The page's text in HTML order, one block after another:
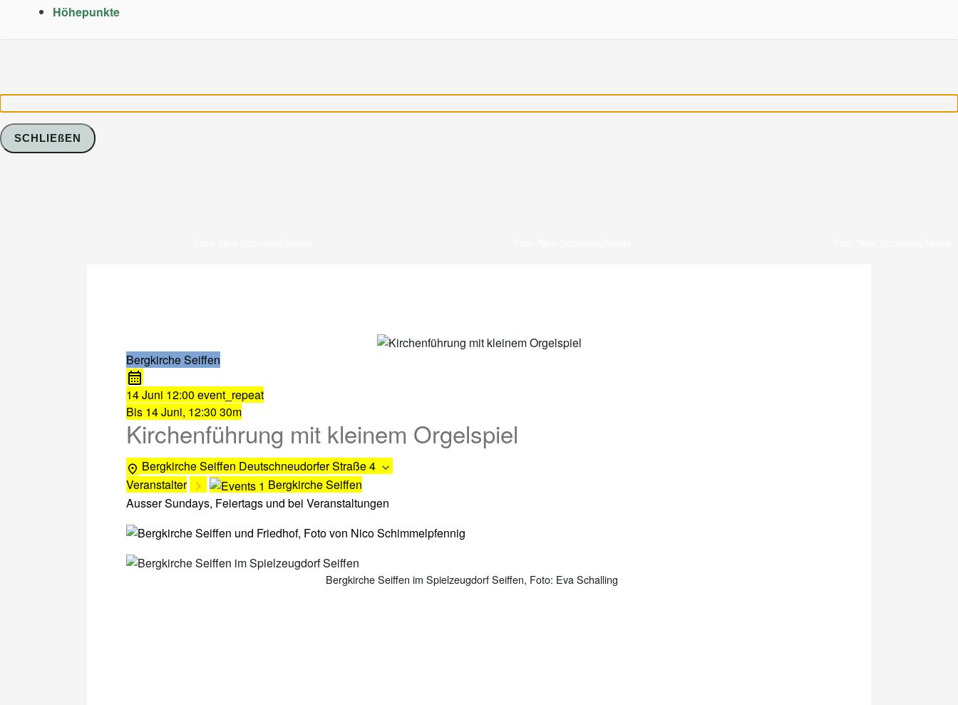
Höhepunkte
Bergkirche Seiffen
14 Juni 12:00 event_repeat
Bis 14 Juni, 12:30 30m
Kirchenführung mit kleinem Orgelspiel
Bergkirche Seiffen Deutschneudorfer Straße 4
Veranstalter
Bergkirche Seiffen
Ausser Sundays, Feiertags und bei Veranstaltungen
Bergkirche Seiffen im Spielzeugdorf Seiffen, Foto: Eva Schalling
SCHLIEßEN